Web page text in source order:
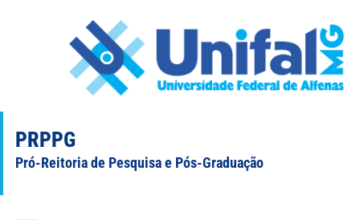
PRPPG
Pró-Reitoria de Pesquisa e Pós-Graduação